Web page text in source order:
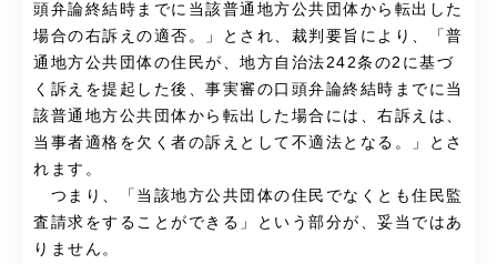
頭弁論終結時までに当該普通地方公共団体から転出した
場合の右訴えの適否。
」とされ、裁判要旨により、「 普
通地方公共団体の住民が、地方自治法242条の2に基づ
く訴えを提起した後、事実審の口頭弁論終結時までに当
該普通地方公共団体から転出した場合には、右訴えは、
当事者適格を欠く者の訴えとして不適法となる。
」とさ
れます。
つまり、「 当該地方公共団体の住民でなくとも住民監
査請求をすることができる 」という部分が、妥当ではあ
りません。